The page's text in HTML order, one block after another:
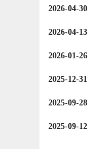
2026-04-30
2026-04-13
2026-01-26
2025-12-31
2025-09-28
2025-09-12